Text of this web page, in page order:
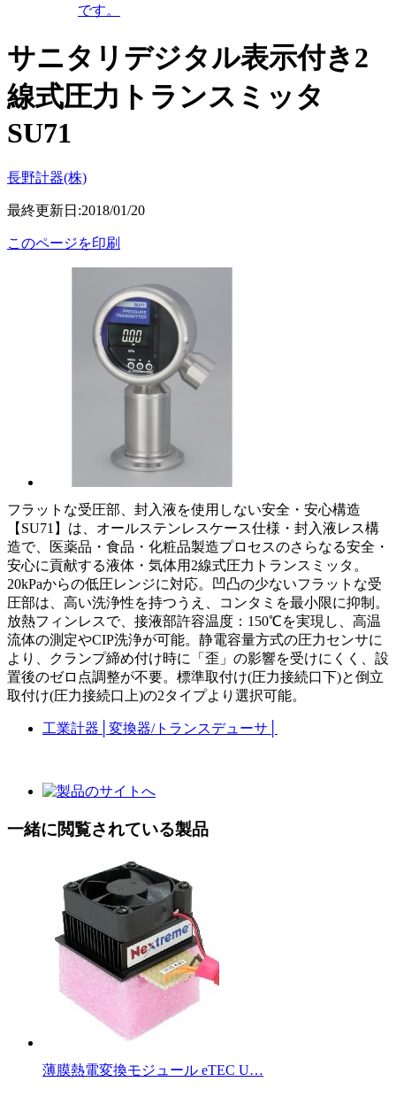
です。
サニタリデジタル表示付き2
線式圧力トランスミッタ
SU71
長野計器(株)
最終更新日:2018/01/20
このページを印刷
フラットな受圧部、封入液を使用しない安全・安心構造
【SU71】は、オールステンレスケース仕様・封入液レス構
造で、医薬品・食品・化粧品製造プロセスのさらなる安全・
安心に貢献する液体・気体用2線式圧力トランスミッタ。
20kPaからの低圧レンジに対応。凹凸の少ないフラットな受
圧部は、高い洗浄性を持つうえ、コンタミを最小限に抑制。
放熱フィンレスで、接液部許容温度：150℃を実現し、高温
流体の測定やCIP洗浄が可能。静電容量方式の圧力センサに
より、クランプ締め付け時に「歪」の影響を受けにくく、設
置後のゼロ点調整が不要。標準取付け(圧力接続口下)と倒立
取付け(圧力接続口上)の2タイプより選択可能。
工業計器 変換器/トランスデューサ
一緒に閲覧されている製品
薄膜熱電変換モジュール eTEC U…